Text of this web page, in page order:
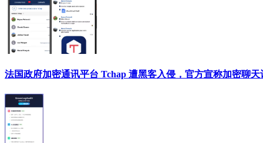
法国政府加密通讯平台 Tchap 遭黑客入侵，官方宣称加密聊天